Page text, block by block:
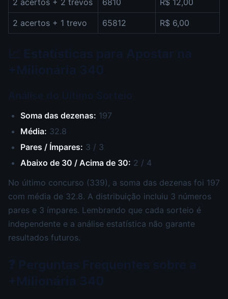
2 acertos + 1 trevo 65812 R$ 6,00
Soma das dezenas: 197
Média: 32.8
Pares / Ímpares: 3 / 3
Abaixo de 30 / Acima de 30: 2 / 4
No último concurso (339), a soma das dezenas foi 197
com média de 32.8. A distribuição incluiu 3 números
pares e 3 ímpares. Lembrando que cada sorteio é
independente e a análise estatística não garante
resultados futuros.